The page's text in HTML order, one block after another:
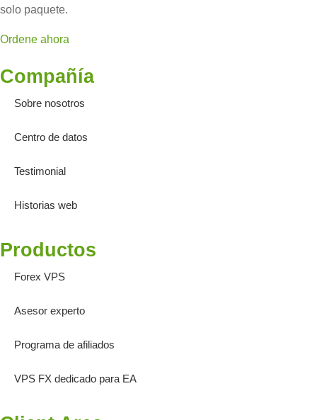
solo paquete.
Ordene ahora
Compañía
Sobre nosotros
Centro de datos
Testimonial
Historias web
Productos
Forex VPS
Asesor experto
Programa de afiliados
VPS FX dedicado para EA